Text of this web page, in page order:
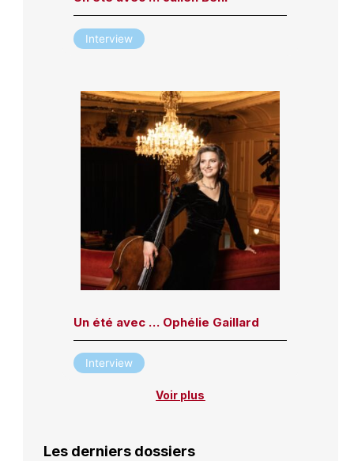
Interview
Un été avec … Ophélie Gaillard
Interview
Voir plus
Les derniers dossiers